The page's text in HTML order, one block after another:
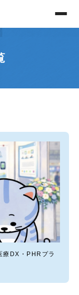
DX・PHRプラ